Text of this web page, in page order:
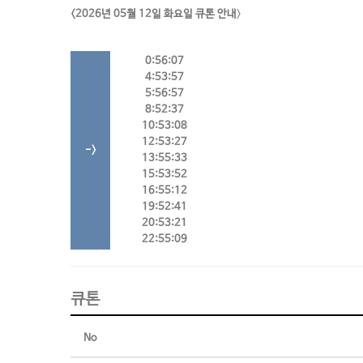
<2026년 05월 12일 화요일 큐톤 안내 >
->
0:56:07
4:53:57
5:56:57
8:52:37
10:53:08
12:53:27
13:55:33
15:53:52
16:55:12
19:52:41
20:53:21
22:55:09
큐톤
No